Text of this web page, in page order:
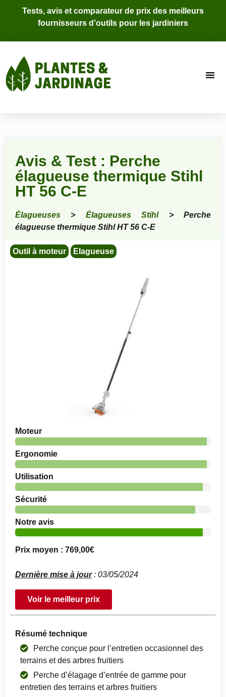
Tests, avis et comparateur de prix des meilleurs
fournisseurs d’outils pour les jardiniers
Avis & Test : Perche
élagueuse thermique Stihl
HT 56 C-E
Élagueuses > Élagueuses Stihl> Perche
élagueuse thermique Stihl HT 56 C-E
Outil à moteur Elagueuse
Moteur
Ergonomie
Utilisation
Sécurité
Notre avis
Prix moyen : 769,00€
Dernière mise à jour: 03/05/2024
Voir le meilleur prix
Résumé technique
Perche conçue pour l’entretien occasionnel des
terrains et des arbres fruitiers
Perche d’élagage d’entrée de gamme pour
entretien des terrains et arbres fruitiers